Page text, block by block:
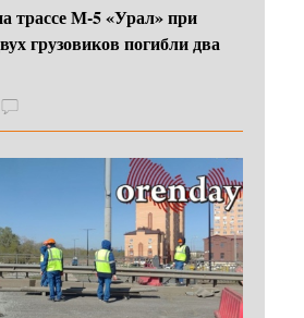
трассе М-5 «Урал» при
грузовиков погибли два